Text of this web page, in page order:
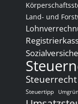
Land- und
Steuerrecht
Steuertipp